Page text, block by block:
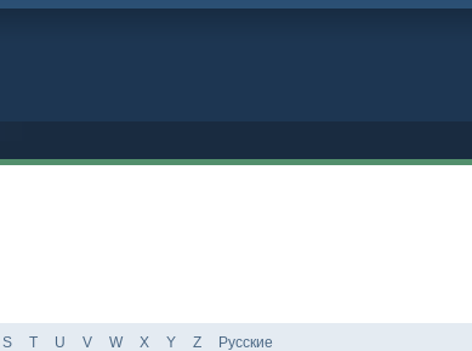
S T U V W X Y Z Русские